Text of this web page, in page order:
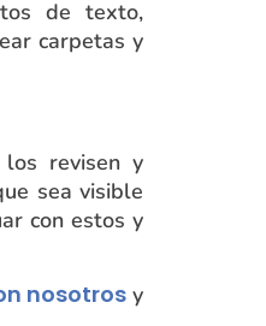
de texto,
carpetas y
revisen y
sea visible
con estos y
nosotrosy